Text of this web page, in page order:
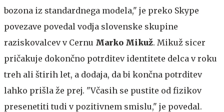
bozona iz standardnega modela," je preko Skype
povezave povedal vodja slovenske skupine
raziskovalcev v Cernu Marko Mikuž. Mikuž sicer
pričakuje dokončno potrditev identitete delca v roku
treh ali štirih let, a dodaja, da bi končna potrditev
lahko prišla že prej. "Včasih se pustite od fizikov
presenetiti tudi v pozitivnem smislu," je povedal.